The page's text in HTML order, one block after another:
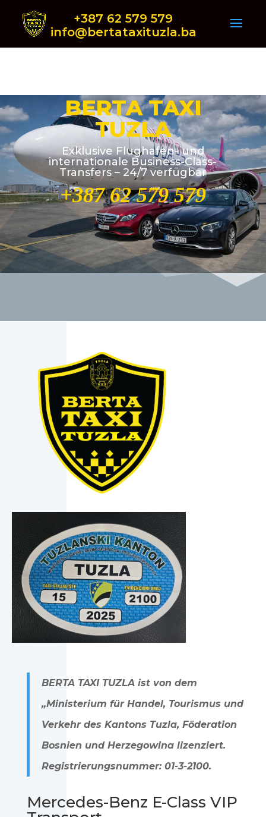
+387 62 579 579
info@bertataxituzla.ba
BERTA TAXI
TUZLA
Exklusive Flughafen- und
internationale Business-Class-
Transfers – 24/7 verfügbar
+387 62 579 579
BERTA TAXI TUZLA ist von dem
„Ministerium für Handel, Tourismus und
Verkehr des Kantons Tuzla, Föderation
Bosnien und Herzegowina lizenziert.
Registrierungsnummer: 01-3-2100.
Mercedes-Benz E-Class VIP